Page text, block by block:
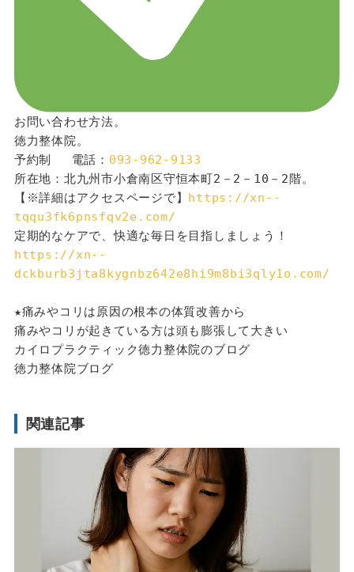
お問い合わせ方法。
徳力整体院。
予約制 　電話： 093-962-9133
所在地：北九州市小倉南区守恒本町2－2－10－2階。
【※詳細はアクセスページで】 https://xn--
tqqu3fk6pnsfqv2e.com/
定期的なケアで、快適な毎日を目指しましょう！
https://xn--
dckburb3jta8kygnbz642e8hi9m8bi3qly1o.com/
★痛みやコリは原因の根本の体質改善から
痛みやコリが起きている方は頭も膨張して大きい
カイロプラクティック徳力整体院のブログ
徳力整体院ブログ
関連記事